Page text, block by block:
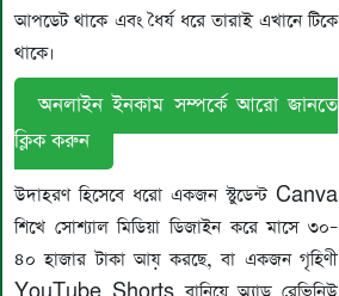
আপডেট থাকে এবং ধৈর্য ধরে তারাই এখানে টিকে
থাকে।
অনলাইন ইনকাম সম্পর্কে আরো জানতে
ক্লিক করুন
উদাহরণ হিসেবে ধরো একজন স্টুডেন্ট Canva
শিখে সোশ্যাল মিডিয়া ডিজাইন করে মাসে ৩০–
৪০ হাজার টাকা আয় করছে, বা একজন গৃহিণী